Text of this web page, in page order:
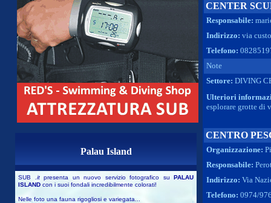
Palau Island
SUB .itpresenta un nuovo servizio fotografico su PALAU
ISLAND con i suoi fondali incredibilmente colorati!
Nelle foto una fauna rigogliosi e variegata...
CENTER
Responsabile:
Indirizzo: via
Telefono:
Note
Settore: DIVING
Ulteriori
esplorare grotte di
CENTRO
Organizzazione:
Responsabile:
Indirizzo: Via
Telefono: 0974/